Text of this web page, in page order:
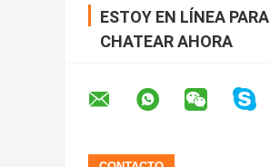
ESTOY EN LÍNEA PARA
CHATEAR AHORA